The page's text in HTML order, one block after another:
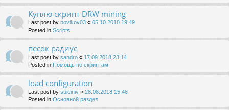
Куплю скрипт DRW mining
Last post by novikov03 « 05.10.2018 19:49
Posted in Scripts
песок радиус
Last post by sandro « 17.09.2018 23:14
Posted in Помощь по скриптам
load configuration
Last post by suiciniv « 28.08.2018 15:46
Posted in Основной раздел